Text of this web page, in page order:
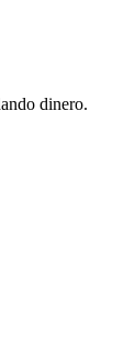
dinero.